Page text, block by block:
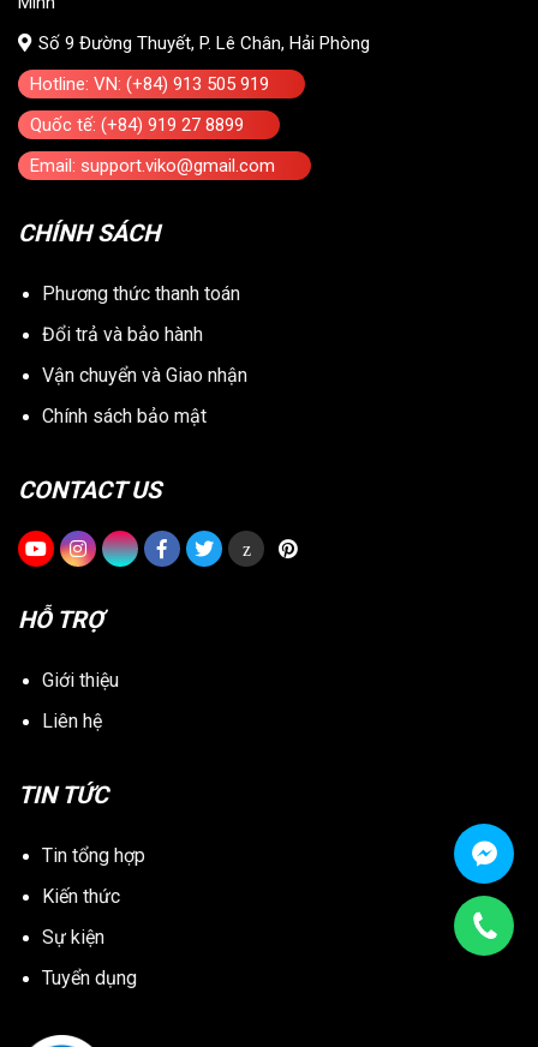
Số 9 Đường Thuyết, P. Lê Chân, Hải Phòng
Hotline: VN: (+84) 913 505 919
Quốc tế: (+84) 919 27 8899
Email: support.viko@gmail.com
CHÍNH SÁCH
Phương thức thanh toán
Đổi trả và bảo hành
Vận chuyển và Giao nhận
Chính sách bảo mật
CONTACT US
z
HỖ TRỢ
Giới thiệu
Liên hệ
TIN TỨC
Tin tổng hợp
Kiến thức
Sự kiện
Tuyển dụng